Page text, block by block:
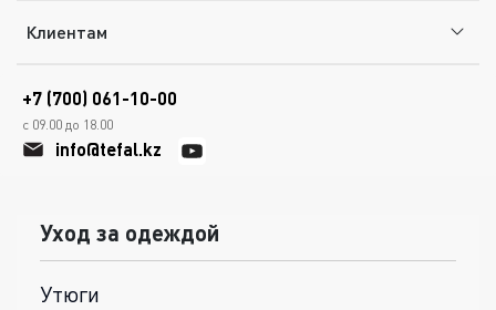
Клиентам
+7 (700) 061-10-00
с 09.00 до 18.00
info@tefal.kz
Уход за одеждой
Утюги